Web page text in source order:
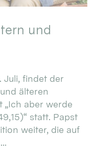
und
Juli, findet der
älteren
aber werde
statt. Papst
weiter, die auf